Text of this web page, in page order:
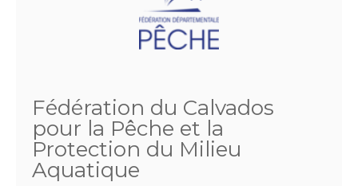
Fédération du Calvados
pour la Pêche et la
Protection du Milieu
Aquatique